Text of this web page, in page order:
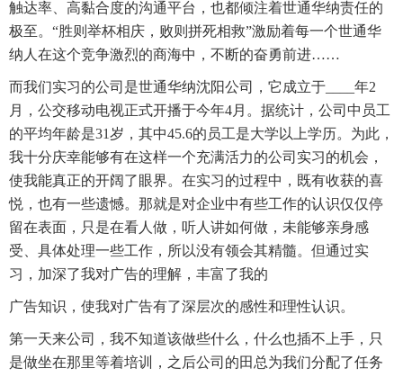
触达率、高黏合度的沟通平台，也都倾注着世通华纳责任的
极至。“胜则举杯相庆，败则拼死相救”激励着每一个世通华
纳人在这个竞争激烈的商海中，不断的奋勇前进……
而我们实习的公司是世通华纳沈阳公司，它成立于____年2
月，公交移动电视正式开播于今年4月。据统计，公司中员工
的平均年龄是31岁，其中45.6的员工是大学以上学历。为此，
我十分庆幸能够有在这样一个充满活力的公司实习的机会，
使我能真正的开阔了眼界。在实习的过程中，既有收获的喜
悦，也有一些遗憾。那就是对企业中有些工作的认识仅仅停
留在表面，只是在看人做，听人讲如何做，未能够亲身感
受、具体处理一些工作，所以没有领会其精髓。但通过实
习，加深了我对广告的理解，丰富了我的
广告知识，使我对广告有了深层次的感性和理性认识。
第一天来公司，我不知道该做些什么，什么也插不上手，只
是做坐在那里等着培训，之后公司的田总为我们分配了任务